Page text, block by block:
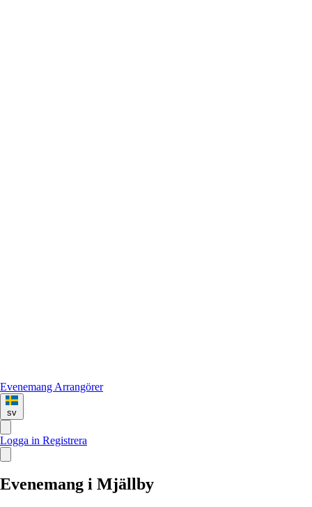
Evenemang Arrangörer
sv
Logga in Registrera
Evenemang i Mjällby